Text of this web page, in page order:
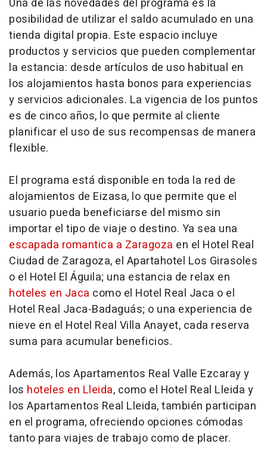
Una de las novedades del programa es la
posibilidad de utilizar el saldo acumulado en una
tienda digital propia. Este espacio incluye
productos y servicios que pueden complementar
la estancia: desde artículos de uso habitual en
los alojamientos hasta bonos para experiencias
y servicios adicionales. La vigencia de los puntos
es de cinco años, lo que permite al cliente
planificar el uso de sus recompensas de manera
flexible.
El programa está disponible en toda la red de
alojamientos de Eizasa, lo que permite que el
usuario pueda beneficiarse del mismo sin
importar el tipo de viaje o destino. Ya sea una
escapada romantica a Zaragoza en el Hotel Real
Ciudad de Zaragoza, el Apartahotel Los Girasoles
o el Hotel El Águila; una estancia de relax en
hoteles en Jaca como el Hotel Real Jaca o el
Hotel Real Jaca-Badaguás; o una experiencia de
nieve en el Hotel Real Villa Anayet, cada reserva
suma para acumular beneficios.
Además, los Apartamentos Real Valle Ezcaray y
los hoteles en Lleida, como el Hotel Real Lleida y
los Apartamentos Real Lleida, también participan
en el programa, ofreciendo opciones cómodas
tanto para viajes de trabajo como de placer.